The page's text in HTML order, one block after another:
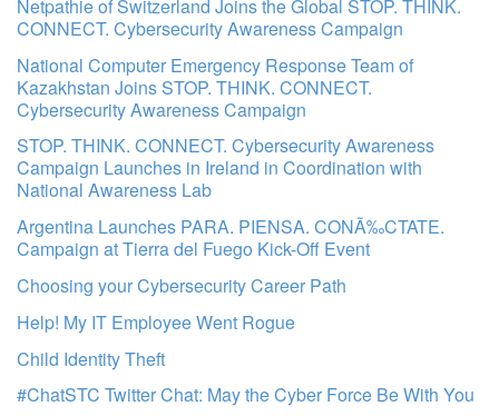
Netpathie of Switzerland Joins the Global STOP. THINK.
CONNECT. Cybersecurity Awareness Campaign
National Computer Emergency Response Team of
Kazakhstan Joins STOP. THINK. CONNECT.
Cybersecurity Awareness Campaign
STOP. THINK. CONNECT. Cybersecurity Awareness
Campaign Launches in Ireland in Coordination with
National Awareness Lab
Argentina Launches PARA. PIENSA. CONÃ‰CTATE.
Campaign at Tierra del Fuego Kick-Off Event
Choosing your Cybersecurity Career Path
Help! My IT Employee Went Rogue
Child Identity Theft
#ChatSTC Twitter Chat: May the Cyber Force Be With You